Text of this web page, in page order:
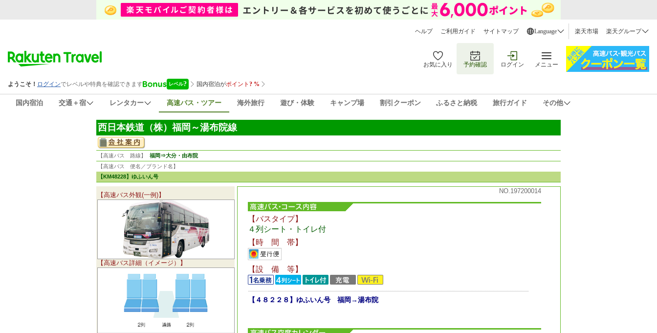
ヘルプ ご利用ガイド サイトマップ Language 楽天市場 楽天グループ
お気に入り 予約確認 ログイン メニュー
国内宿泊 交通＋宿 レンタカー 高速バス・ツアー 海外旅行 遊び・体験 キャンプ場 割引クーポン ふるさと納税 旅行ガイド その他
西日本鉄道（株）福岡～湯布院線
【高速バス 路線】
福岡⇒大分・由布院
【高速バス 便名／ブランド名】
【KM48228】ゆふいん号
【高速バス外観(一例)】
【高速バス詳細（イメージ）】
NO.197200014
【バスタイプ】
４列シート・トイレ付
【時 間 帯】
【設 備 等】
【４８２２８】ゆふいん号 福岡→湯布院